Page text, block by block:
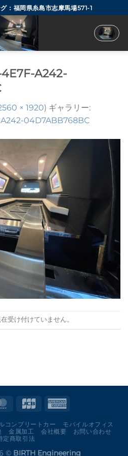
：福岡県糸島市志摩馬場571-1
A242-
× 1920) ギャラリー:
04D7ABB768BC
受け付けていません。
コンプリートカー
モバイルオフィス
金属加工 会社概要
お問い合わせ
定商取引法
© BIRTH Engineering